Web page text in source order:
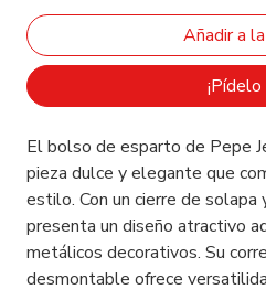
¡Pídelo
El bolso de esparto de Pepe
pieza dulce y elegante que
estilo. Con un cierre de solapa
presenta un diseño atractivo
metálicos decorativos. Su
desmontable ofrece